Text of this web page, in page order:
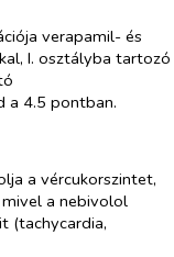
verapamil- és
I. osztályba tartozó
a 4.5 pontban.
a vércukorszintet,
a nebivolol
(tachycardia,